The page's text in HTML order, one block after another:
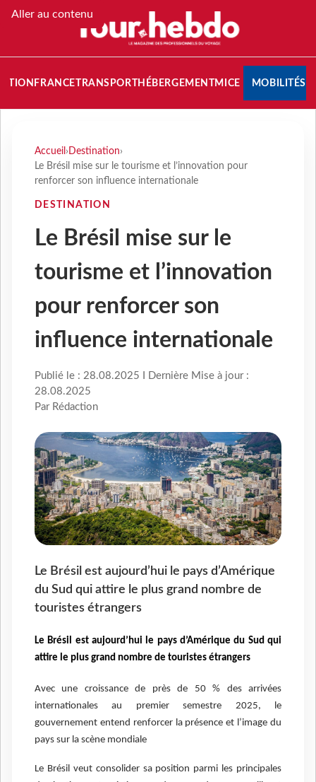
Aller au contenu
FRANCETRANSPORT HÉBERGEMENTMICE MOBILITÉS
Accueil › Destination›
Le Brésil mise sur le tourisme et l’innovation pour
renforcer son influence internationale
DESTINATION
Le Brésil mise sur le
tourisme et l’innovation
pour renforcer son
influence internationale
Publié le : 28.08.2025 I Dernière Mise à jour :
28.08.2025
Par Rédaction
Le Brésil est aujourd’hui le pays d’Amérique
du Sud qui attire le plus grand nombre de
touristes étrangers
Le Brésil est aujourd’hui le pays d’Amérique du Sud qui
attire le plus grand nombre de touristes étrangers
Avec une croissance de près de 50 % des arrivées
internationales au premier semestre 2025, le
gouvernement entend renforcer la présence et l’image du
pays sur la scène mondiale
Le Brésil veut consolider sa position parmi les principales